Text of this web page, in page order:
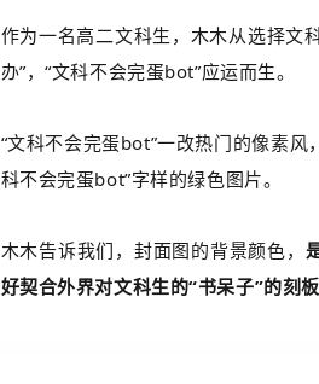
作为一名高二文科生，木木从选择文
办”，“文科不会完蛋bot”应运而生。
“文科不会完蛋bot”一改热门的像素风
科不会完蛋bot”字样的绿色图片。
木木告诉我们，封面图的背景颜色，
好契合外界对文科生的“书呆子”的刻